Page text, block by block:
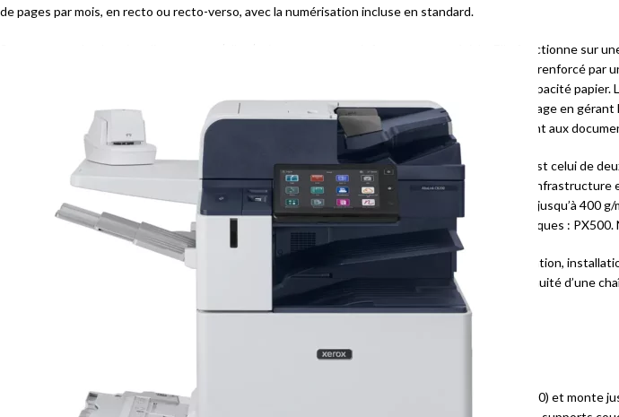
de pages par mois, en recto ou recto-verso, avec la numérisation incluse en standard.
Son argument le plus singulier est ce qu’elle n’exige pas : aucune infrastructure spéciale. Elle fonctionne sur
sans aménagements complexes — un gain direct de temps, d’espace et de budget d’installation, renforcé
supplémentaires et aux modules d’empilage et de finition en option, jusqu’à 14 310 feuilles de capacité
litres et la maintenance intelligente réduisent les interventions manuelles, pour imprimer davantage en
super lisses et traités jet d’encre en finition mate, soie ou ordinaire — correspondent précisément aux
Face à la Proficio PX500, la presse toner au sommet de notre catalogue feuille à feuille, le choix est celui de
haut en volume (jusqu’à 1 000 000 de pages recommandées par mois contre 350 000), avec une
La PX500 garde l’avantage sur le terrain graphique : supports couchés, brillants et synthétiques jusqu’à 400
Relevés, factures et courriers à très haut volume : IJP900 ; brochures premium et travaux graphiques :
Chez D&O Partners, la Xerox IJP900 est disponible à l’achat ou en leasing, avec étude d’implantation,
d’entretien incluent le dépannage sur site et les consommables livrés sous 48 heures — la continuité d’une
Deux technologies, deux métiers : l’IJP900 (jet d’encre) est plus rapide (150 pages/min contre 100) et monte